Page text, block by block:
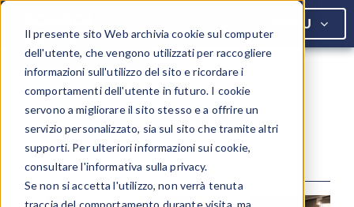
Il presente sito Web archivia cookie sul computer
dell'utente, che vengono utilizzati per raccogliere
informazioni sull'utilizzo del sito e ricordare i
comportamenti dell'utente in futuro. I cookie
servono a migliorare il sito stesso e a offrire un
servizio personalizzato, sia sul sito che tramite altri
supporti. Per ulteriori informazioni sui cookie,
consultare l'informativa sulla privacy.
Se non si accetta l'utilizzo, non verrà tenuta
traccia del comportamento durante visita, ma
COMSOL
MENU
年会投稿
展示您的多物理场仿真成果